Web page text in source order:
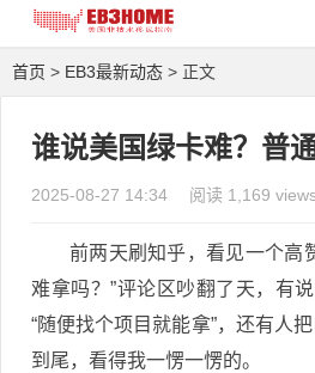
首页 > EB3最新动态 > 正文
谁说美国绿卡难？普
2025-08-27 14:34 阅读 1,169
前两天刷知乎，看见一个高
难拿吗？”评论区吵翻了天，有
“随便找个项目就能拿”，还有人
到尾，看得我一愣一愣的。